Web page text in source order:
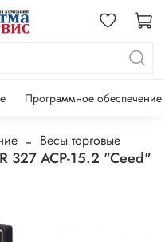
Программное обеспечение
Весы торговые
327 ACP-15.2 "Ceed"